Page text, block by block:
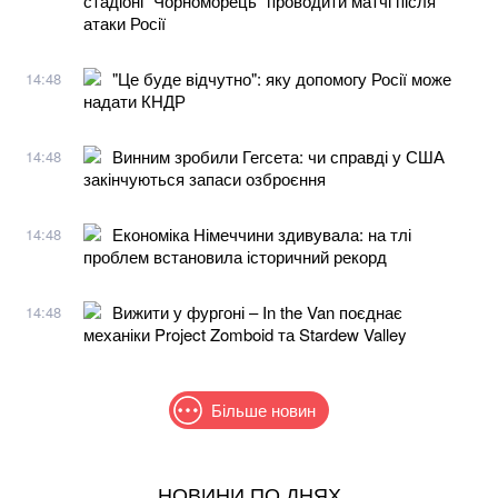
атаки Росії
14:48
"Це буде відчутно": яку допомогу Росії може
надати КНДР
14:48
Винним зробили Гегсета: чи справді у США
закінчуються запаси озброєння
14:48
Економіка Німеччини здивувала: на тлі
проблем встановила історичний рекорд
14:48
Вижити у фургоні – In the Van поєднає
механіки Project Zomboid та Stardew Valley
Більше новин